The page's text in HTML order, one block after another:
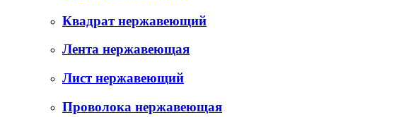
Квадрат нержавеющий
Лента нержавеющая
Лист нержавеющий
Проволока нержавеющая